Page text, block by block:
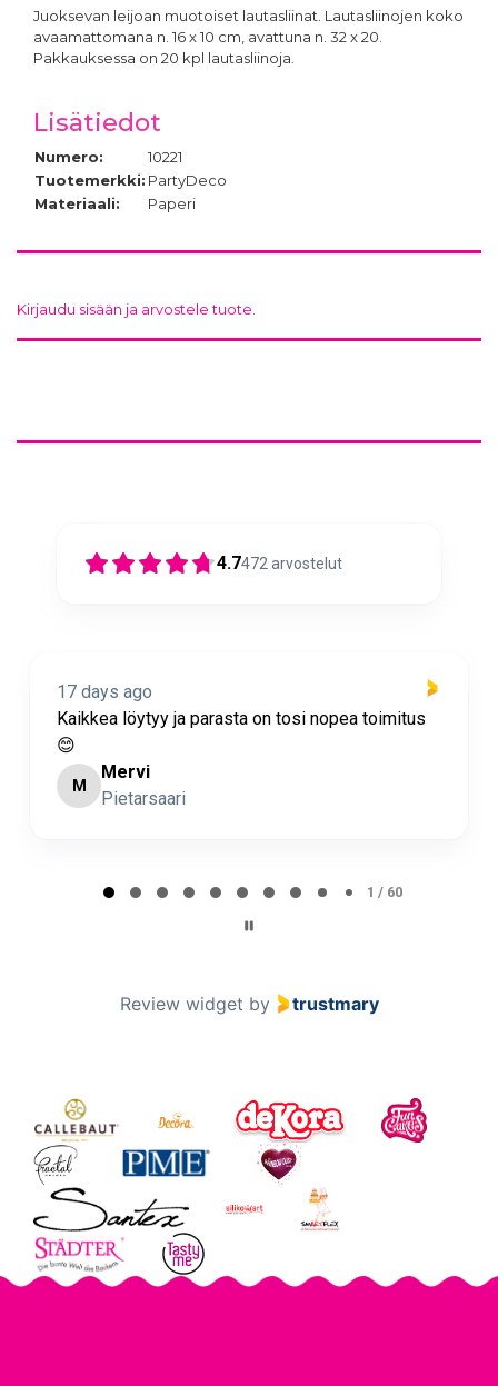
Juoksevan leijoan muotoiset lautasliinat. Lautasliinojen koko
avaamattomana n. 16 x 10 cm, avattuna n. 32 x 20.
Pakkauksessa on 20 kpl lautasliinoja.
Lisätiedot
Numero:
10221
Tuotemerkki: PartyDeco
Materiaali:
Paperi
Kirjaudu sisään ja arvostele tuote.
4.7472arvostelut
17 days ago
Kaikkea löytyy ja parasta on tosi nopea toimitus
Pietarsaari
by trustmary